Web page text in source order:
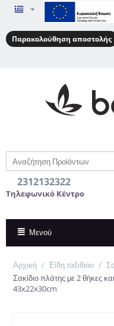
Παρακολούθηση αποστολής
2312132322
Τηλεφωνικό Κέντρο
Μενού
Αρχική / Είδη ταξιδίου /
Σακίδιο πλάτης με 2 θήκες
43x22x30cm